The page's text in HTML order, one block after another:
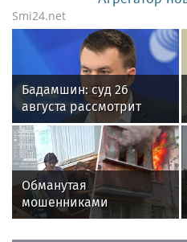
Smi24.net
Бадамшин: суд 26
августа рассмотрит
жалобы на арест
блогера Ильи Ремесло
Обманутая
мошенниками
москвичка подожгла